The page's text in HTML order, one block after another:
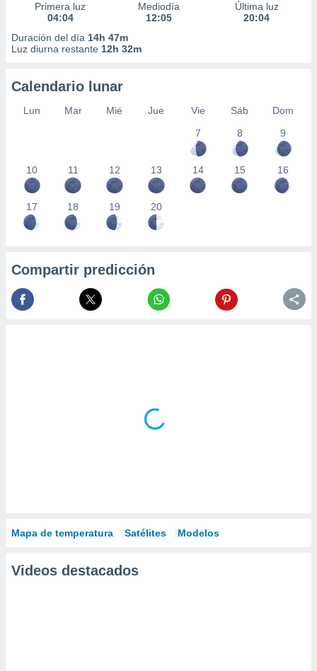
Primera luz
04:04
Mediodía
12:05
Última luz
20:04
Duración del día 14h 47m
Luz diurna restante 12h 32m
Calendario lunar
Lun Mar Mié Jue Vie Sáb
Dom
7
8 9
10 11 12 13 14 15 16
17 18 19 20
Compartir predicción
Mapa de temperatura Satélites Modelos
Videos destacados